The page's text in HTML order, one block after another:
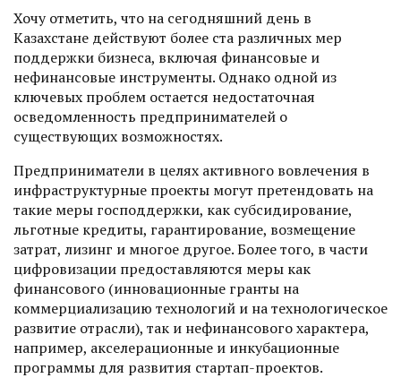
Хочу отметить, что на сегодняшний день в
Казахстане действуют более ста различных мер
поддержки бизнеса, включая финансовые и
нефинансовые инструменты. Однако одной из
ключевых проблем остается недостаточная
осведомленность предпринимателей о
существующих возможностях.
Предприниматели в целях активного вовлечения в
инфраструктурные проекты могут претендовать на
такие меры господдержки, как субсидирование,
льготные кредиты, гарантирование, возмещение
затрат, лизинг и многое другое. Более того, в части
цифровизации предоставляются меры как
финансового (инновационные гранты на
коммерциализацию технологий и на технологическое
развитие отрасли), так и нефинансового характера,
например, акселерацион­ные и инкубационные
программы для развития стартап-проектов.